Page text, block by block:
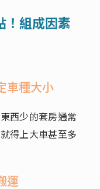
！組成因素
車種大小
西少的套房通常
得上大車甚至多
運